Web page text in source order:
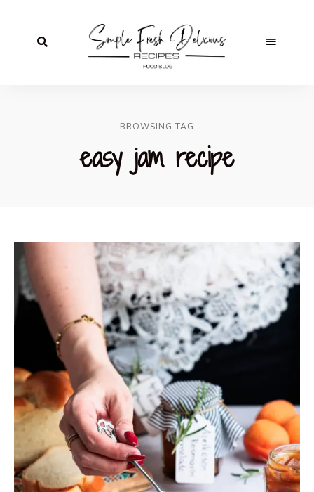
BROWSING TAG
easy jam recipe